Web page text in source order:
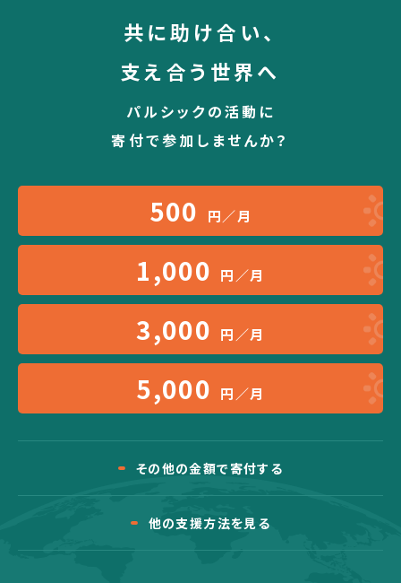
共に助け合い、
支え合う世界へ
パルシックの活動に
寄付で参加しませんか？
500 円／月
1,000 円／月
3,000 円／月
5,000 円／月
その他の金額で寄付する
他の支援方法を見る